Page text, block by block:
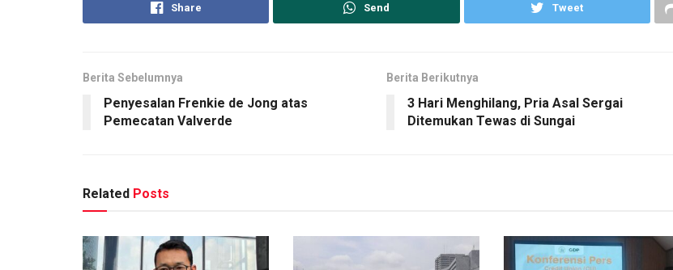
Share Send Tweet
Berita Sebelumnya
Penyesalan Frenkie de Jong atas
Pemecatan Valverde
Berita Berikutnya
3 Hari Menghilang, Pria Asal Sergai
Ditemukan Tewas di Sungai
Related Posts